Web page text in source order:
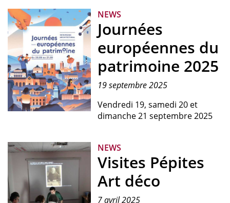
Mario
Cochat.
Image
d'archives
:
ANMT
2004
20
5,
Noëlle
de
la
Saint-
Éloi
aux
forges
des
Journées
europénnes
patrimoine
2025,
NEWS
Journées
européennes du
patrimoine 2025
19 septembre 2025
Vendredi 19, samedi 20 et
dimanche 21 septembre 2025
NEWS
Visites Pépites
Art déco
7 avril 2025